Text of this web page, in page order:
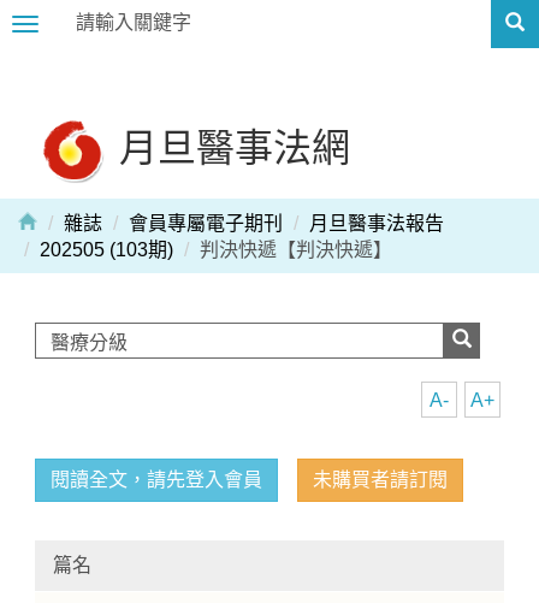
Toggle
月旦醫事法網
雜誌 會員專屬電子期刊
月旦醫事法報告
202505 (103期)
判決快遞【判決快遞】
A+
A-
閱讀全文，請先登入會員 未購買者請訂閱
篇名